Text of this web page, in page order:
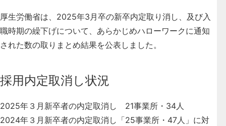
厚生労働省は、2025年3月卒の新卒内定取り消し、及び入
職時期の繰下げについて、あらかじめハローワークに通知
された数の取りまとめ結果を公表しました。
採用内定取消し状況
2025年３月新卒者の内定取消し 21事業所・34人
2024年３月新卒者の内定取消し「25事業所・47人」に対